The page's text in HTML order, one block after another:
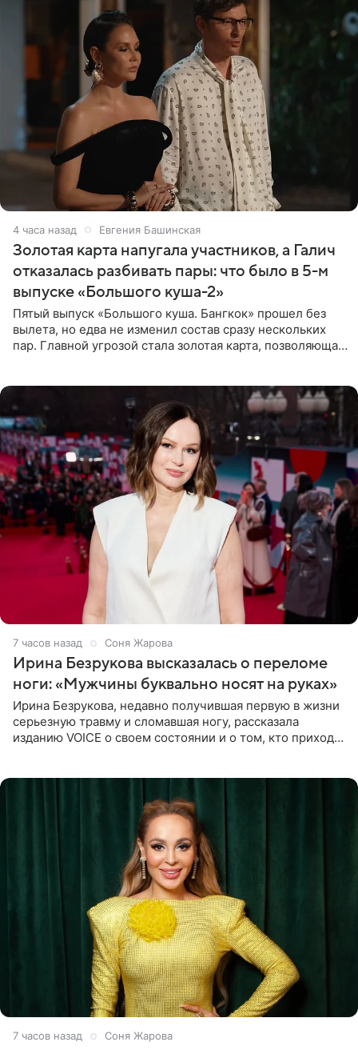
4 часа назад Евгения Башинская
Золотая карта напугала участников, а Галич
отказалась разбивать пары: что было в 5-м
выпуске «Большого куша-2»
Пятый выпуск «Большого куша. Бангкок» прошел без
вылета, но едва не изменил состав сразу нескольких
пар. Главной угрозой стала золотая карта, позволяющая
7 часов назад Соня Жарова
Ирина Безрукова высказалась о переломе
ноги: «Мужчины буквально носят на руках»
Ирина Безрукова, недавно получившая первую в жизни
серьезную травму и сломавшая ногу, рассказала
изданию VOICE о своем состоянии и о том, кто приходит
7 часов назад Соня Жарова